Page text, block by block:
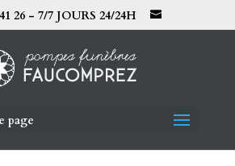
26 - 7/7 JOURS 24/24H
page